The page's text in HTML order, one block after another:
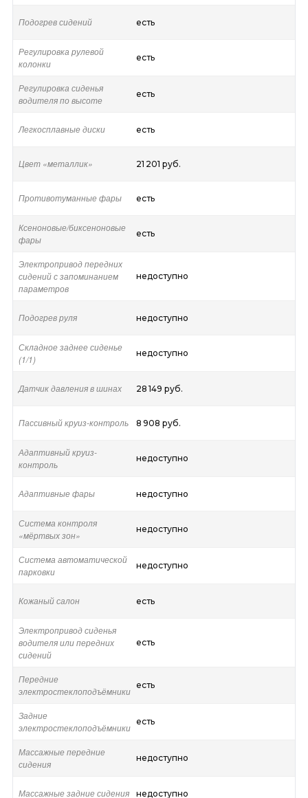
Подогрев сидений есть
Регулировка рулевой
колонки
есть
Регулировка сиденья
водителя по высоте
есть
Легкосплавные диски есть
Цвет «металлик» 21 201 руб.
Противотуманные фары есть
Ксеноновые/биксеноновые
фары
есть
Электропривод передних
сидений с запоминанием
параметров
недоступно
Подогрев руля недоступно
Складное заднее сиденье
(1/1)
недоступно
Датчик давления в шинах 28 149 руб.
Пассивный круиз-контроль 8 908 руб.
Адаптивный круиз-
контроль
недоступно
Адаптивные фары недоступно
Система контроля
«мёртвых зон»
недоступно
Система автоматической
парковки
недоступно
Кожаный салон есть
Электропривод сиденья
водителя или передних
сидений
есть
Передние
электростеклоподъёмники
есть
Задние
электростеклоподъёмники
есть
Массажные передние
сидения
недоступно
Массажные задние сидения недоступно